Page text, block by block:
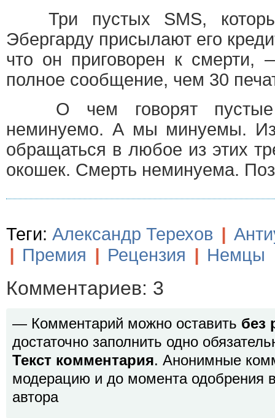
Три пустых SMS,
Эбергарду присылают его
что он приговорен к смерти,
полное сообщение, чем 30
О чем говорят пустые
неминуемо. А мы минуемы.
обращаться в любое из этих
окошек. Смерть неминуема.
Теги: Александр Терехов |
| Премия | Рецензия | Немцы
Комментариев: 3
— Комментарий можно оставить без
достаточно заполнить одно
Текст комментария. Анонимные
модерацию и до момента одобрения
автора